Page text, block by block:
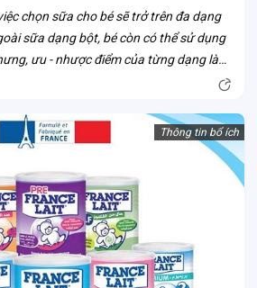
chọn sữa cho bé sẽ trở trên đa dạng
sữa dạng bột, bé còn có thể sử dụng
ưu - nhược điểm của từng dạng là
Cưng so sánh thông qua dòng sữa
Thông tin bổ ích